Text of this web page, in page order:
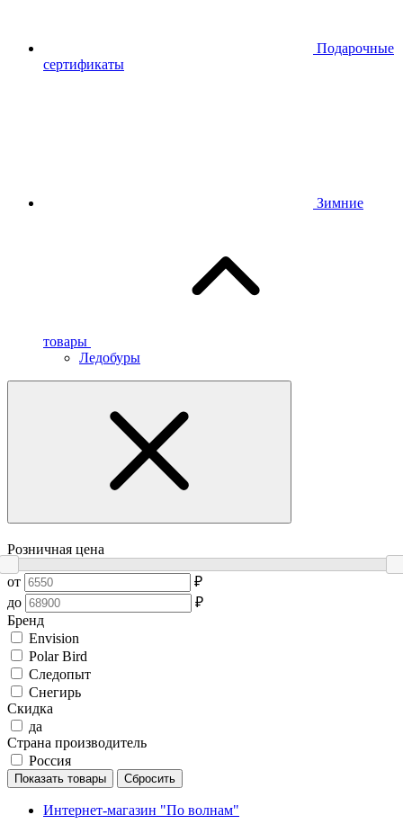
Подарочные
сертификаты
Зимние
товары
Ледобуры
Розничная цена
от
₽
до
₽
Бренд
Envision
Polar Bird
Следопыт
Снегирь
Скидка
да
Страна производитель
Россия
Показать товары Сбросить
Интернет-магазин "По волнам"